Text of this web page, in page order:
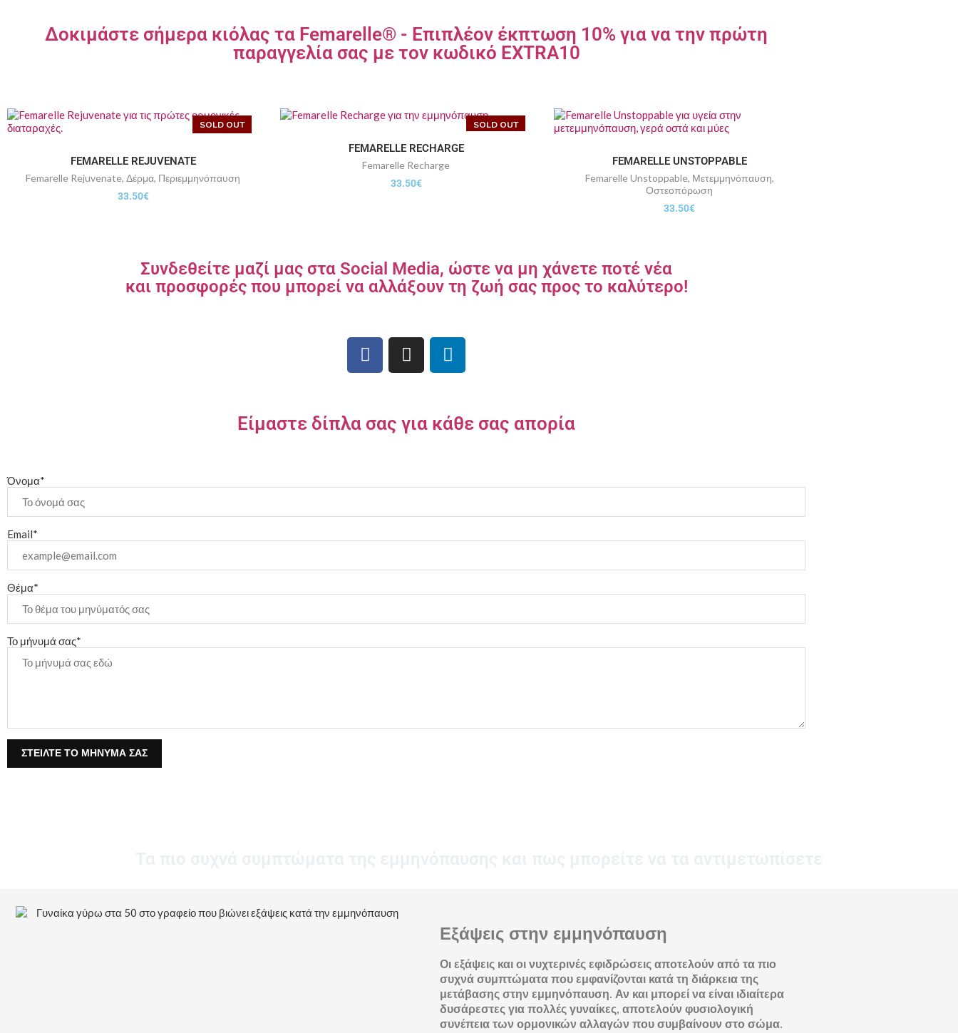
Δοκιμάστε σήμερα κιόλας τα Femarelle® - Επιπλέον έκπτωση 10% για να την πρώτη
παραγγελία σας με τον κωδικό EXTRA10
SOLD OUT
FEMARELLE REJUVENATE
Femarelle Rejuvenate,Δέρμα, Περιεμμηνόπαυση
33.50€
SOLD OUT
FEMARELLE RECHARGE
Femarelle Recharge
33.50€
FEMARELLE UNSTOPPABLE
Femarelle Unstoppable, Μετεμμηνόπαυση,
Οστεοπόρωση
33.50€
Συνδεθείτε μαζί μας στα Social Media, ώστε να μη χάνετε ποτέ νέα
και προσφορές που μπορεί να αλλάξουν τη ζωή σας προς το καλύτερο!
Είμαστε δίπλα σας για κάθε σας απορία
Όνομα*
Email*
Θέμα*
Το μήνυμά σας*
ΣΤΕΊΛΤΕ ΤΟ ΜΉΝΥΜΆ ΣΑΣ
Εξάψεις στην εμμηνόπαυση
Οι εξάψεις και οι νυχτερινές εφιδρώσεις αποτελούν από τα πιο
συχνά συμπτώματα που εμφανίζονται κατά τη διάρκεια της
μετάβασης στην εμμηνόπαυση. Αν και μπορεί να είναι ιδιαίτερα
δυσάρεστες για πολλές γυναίκες, αποτελούν φυσιολογική
συνέπεια των ορμονικών αλλαγών που συμβαίνουν στο σώμα.